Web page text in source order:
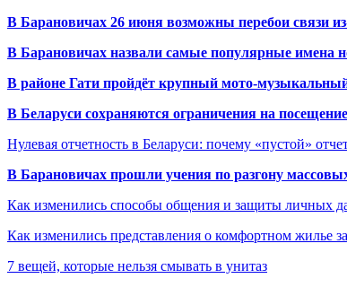
В Барановичах 26 июня возможны перебои связи
В Барановичах назвали самые популярные имена
В районе Гати пройдёт крупный мото-
В Беларуси сохраняются ограничения на
Нулевая отчетность в Беларуси: почему «пустой»
В Барановичах прошли учения по разгону
Как изменились способы общения и защиты личных
Как изменились представления о комфортном жилье
7 вещей, которые нельзя смывать в унитаз